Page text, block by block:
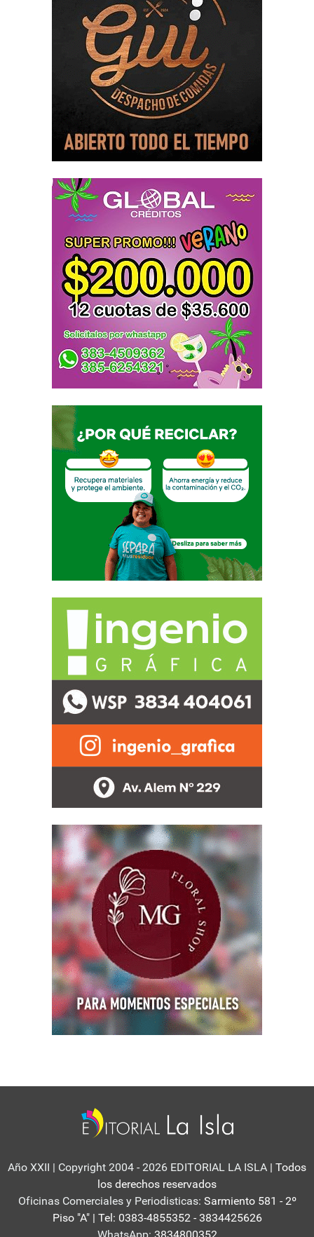
Año XXII | Copyright 2004 - 2026 EDITORIAL LA ISLA | Todos
los derechos reservados
Oficinas Comerciales y Periodisticas: Sarmiento 581 - 2º
Piso "A" | Tel: 0383-4855352 - 3834425626